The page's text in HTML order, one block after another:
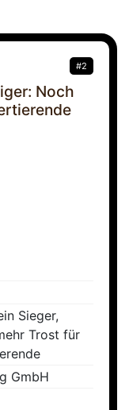
#2
Noch
Sieger,
Trost für
GmbH